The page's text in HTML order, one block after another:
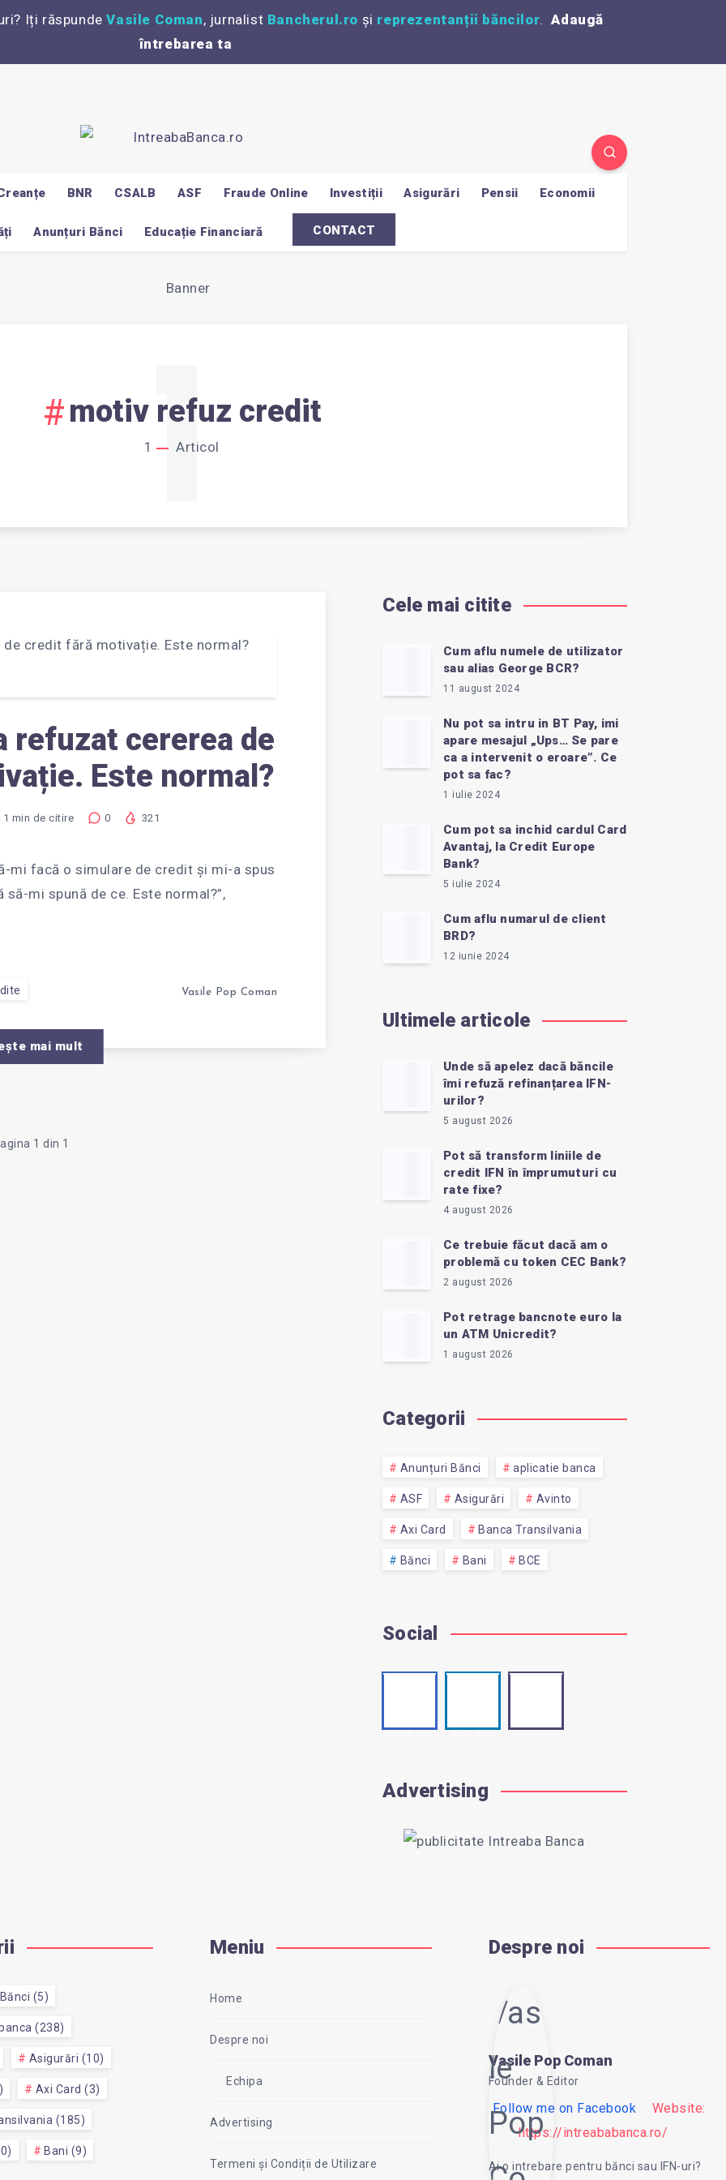
Iți răspundeVasile Coman, jurnalist Bancherul.ro și reprezentanții băncilor. Adaugă
întrebarea ta
BNR CSALB ASF Fraude Online Investiții Asigurări Pensii Economii
Anunțuri Bănci Educație Financiară CONTACT
motiv refuz credit
1 Articol
1
cererea de
Este normal?
1 min de citire 0 321
mi facă o simulare de credit și mi-a spus
mi spună de ce. Este normal?”,
Vasile Pop Coman
mai mult
1 din 1
Cele mai citite
Cum aflu numele de utilizator
sau alias George BCR?
11 august 2024
Nu pot sa intru in BT Pay, imi
apare mesajul „Ups… Se pare
ca a intervenit o eroare”. Ce
pot sa fac?
1 iulie 2024
Cum pot sa inchid cardul Card
Avantaj, la Credit Europe
Bank?
5 iulie 2024
Cum aflu numarul de client
BRD?
12 iunie 2024
Ultimele articole
Unde să apelez dacă băncile
îmi refuză refinanțarea IFN-
urilor?
5 august 2026
Pot să transform liniile de
credit IFN în împrumuturi cu
rate fixe?
4 august 2026
Ce trebuie făcut dacă am o
problemă cu token CEC Bank?
2 august 2026
Pot retrage bancnote euro la
un ATM Unicredit?
1 august 2026
Categorii
Anunțuri Bănci aplicatie banca
ASF Asigurări Avinto
Axi Card Banca Transilvania
Bănci Bani BCE
Social
Follow me! Visit me!
Advertising
(5)
(238)
Asigurări (10)
Axi Card (3)
(185)
Bani (9)
Meniu
Home
Despre noi
Echipa
Advertising
Termeni și Condiții de Utilizare
Despre noi
Vasi
le
Pop
Vasile Pop Coman
Founder & Editor
Follow me on Facebook
Website:
https://intreababanca.ro/
Ai o intrebare pentru bănci sau IFN-uri?